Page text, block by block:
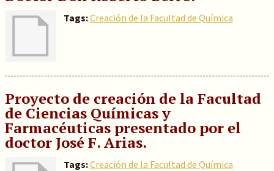
Tags:Creación de la Facultad de Química
Proyecto de creación de la Facultad
de Ciencias Químicas y
Farmacéuticas presentado por el
doctor José F. Arias.
Tags:Creación de la Facultad de Química